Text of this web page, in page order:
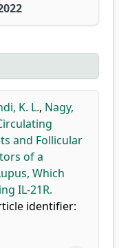
K. L., Nagy,
and Follicular
of a
Which
IL-21R.
identifier: